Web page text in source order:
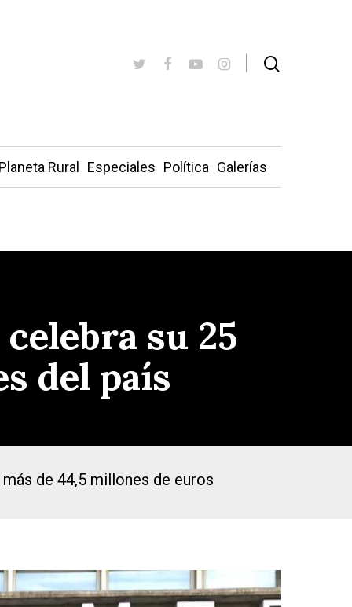
Planeta Rural Especiales Política Galerías
su 25
del país
de 44,5 millones de euros